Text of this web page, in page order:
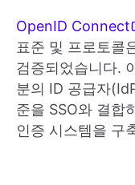
OpenID Connect
표준 및 프로토콜
검증되었습니다.
분의 ID 공급자
준을 SSO와 결합
인증 시스템을 구